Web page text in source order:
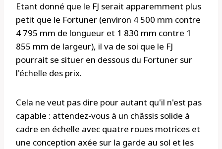
Etant donné que le FJ serait apparemment plus
petit que le Fortuner (environ 4 500 mm contre
4 795 mm de longueur et 1 830 mm contre 1
855 mm de largeur), il va de soi que le FJ
pourrait se situer en dessous du Fortuner sur
l'échelle des prix.
Cela ne veut pas dire pour autant qu'il n'est pas
capable : attendez-vous à un châssis solide à
cadre en échelle avec quatre roues motrices et
une conception axée sur la garde au sol et les